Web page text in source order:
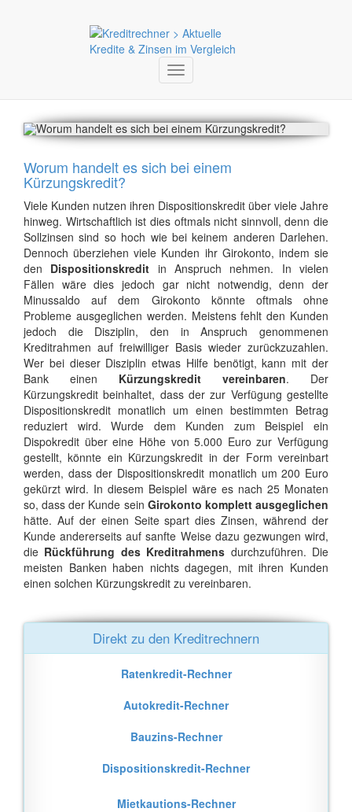
Toggle
navigation
Worum handelt es sich bei einem
Kürzungskredit?
Viele Kunden nutzen ihren Dispositionskredit über viele Jahre
hinweg. Wirtschaftlich ist dies oftmals nicht sinnvoll, denn die
Sollzinsen sind so hoch wie bei keinem anderen Darlehen.
Dennoch überziehen viele Kunden ihr Girokonto, indem sie
den Dispositionskredit in Anspruch nehmen. In vielen
Fällen wäre dies jedoch gar nicht notwendig, denn der
Minussaldo auf dem Girokonto könnte oftmals ohne
Probleme ausgeglichen werden. Meistens fehlt den Kunden
jedoch die Disziplin, den in Anspruch genommenen
Kreditrahmen auf freiwilliger Basis wieder zurückzuzahlen.
Wer bei dieser Disziplin etwas Hilfe benötigt, kann mit der
Bank einen Kürzungskredit vereinbaren. Der
Kürzungskredit beinhaltet, dass der zur Verfügung gestellte
Dispositionskredit monatlich um einen bestimmten Betrag
reduziert wird. Wurde dem Kunden zum Beispiel ein
Dispokredit über eine Höhe von 5.000 Euro zur Verfügung
gestellt, könnte ein Kürzungskredit in der Form vereinbart
werden, dass der Dispositionskredit monatlich um 200 Euro
gekürzt wird. In diesem Beispiel wäre es nach 25 Monaten
so, dass der Kunde sein Girokonto komplett ausgeglichen
hätte. Auf der einen Seite spart dies Zinsen, während der
Kunde andererseits auf sanfte Weise dazu gezwungen wird,
die Rückführung des Kreditrahmens durchzuführen. Die
meisten Banken haben nichts dagegen, mit ihren Kunden
einen solchen Kürzungskredit zu vereinbaren.
Direkt zu den Kreditrechnern
Ratenkredit-Rechner
Autokredit-Rechner
Bauzins-Rechner
Dispositionskredit-Rechner
Mietkautions-Rechner